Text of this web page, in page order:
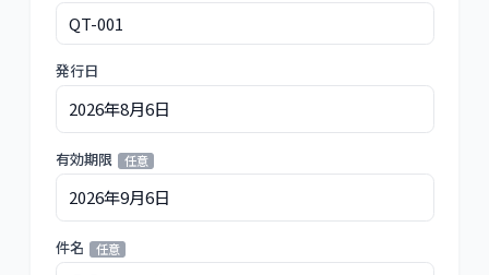
発行日
2026年8月6日
有効期限 任意
2026年9月6日
件名 任意